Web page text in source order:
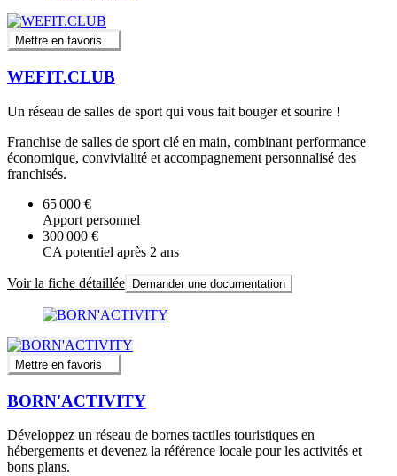
Mettre en favoris
WEFIT.CLUB
Un réseau de salles de sport qui vous fait bouger et sourire !
Franchise de salles de sport clé en main, combinant performance
économique, convivialité et accompagnement personnalisé des
franchisés.
65 000 €
Apport personnel
300 000 €
CA potentiel après 2 ans
Voir la fiche détaillée Demander une documentation
Mettre en favoris
BORN'ACTIVITY
Développez un réseau de bornes tactiles touristiques en
hébergements et devenez la référence locale pour les activités et
bons plans.